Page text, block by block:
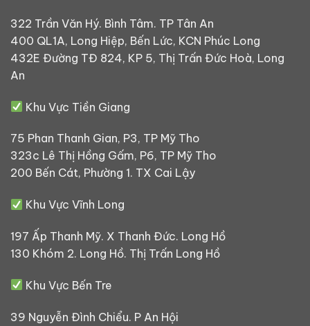
322 Trần Văn Hý. Bình Tâm. TP Tân An
400 QL1A, Long Hiệp, Bến Lức, KCN Phúc Long
432E Đường TĐ 824, KP 5, Thị Trấn Đức Hoà, Long
An
Khu Vực Tiền Giang
75 Phan Thanh Gian, P3, TP Mỹ Tho
323c Lê Thị Hồng Gấm, P6, TP Mỹ Tho
200 Bến Cát, Phường 1. TX Cai Lậy
Khu Vực Vĩnh Long
197 Ấp Thanh Mỹ. X Thanh Đức. Long Hồ
130 Khóm 2. Long Hồ. Thị Trấn Long Hồ
Khu Vực Bến Tre
39 Nguyễn Đình Chiểu. P An Hội